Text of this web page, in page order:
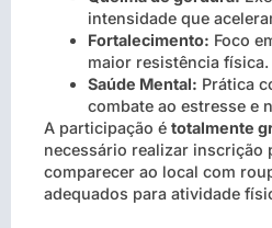
intensidade que
Fortalecimento: Foco
maior resistência física.
Saúde Mental: Prática
combate ao estresse e
A participação é totalmente
necessário realizar inscrição
comparecer ao local com
adequados para atividade